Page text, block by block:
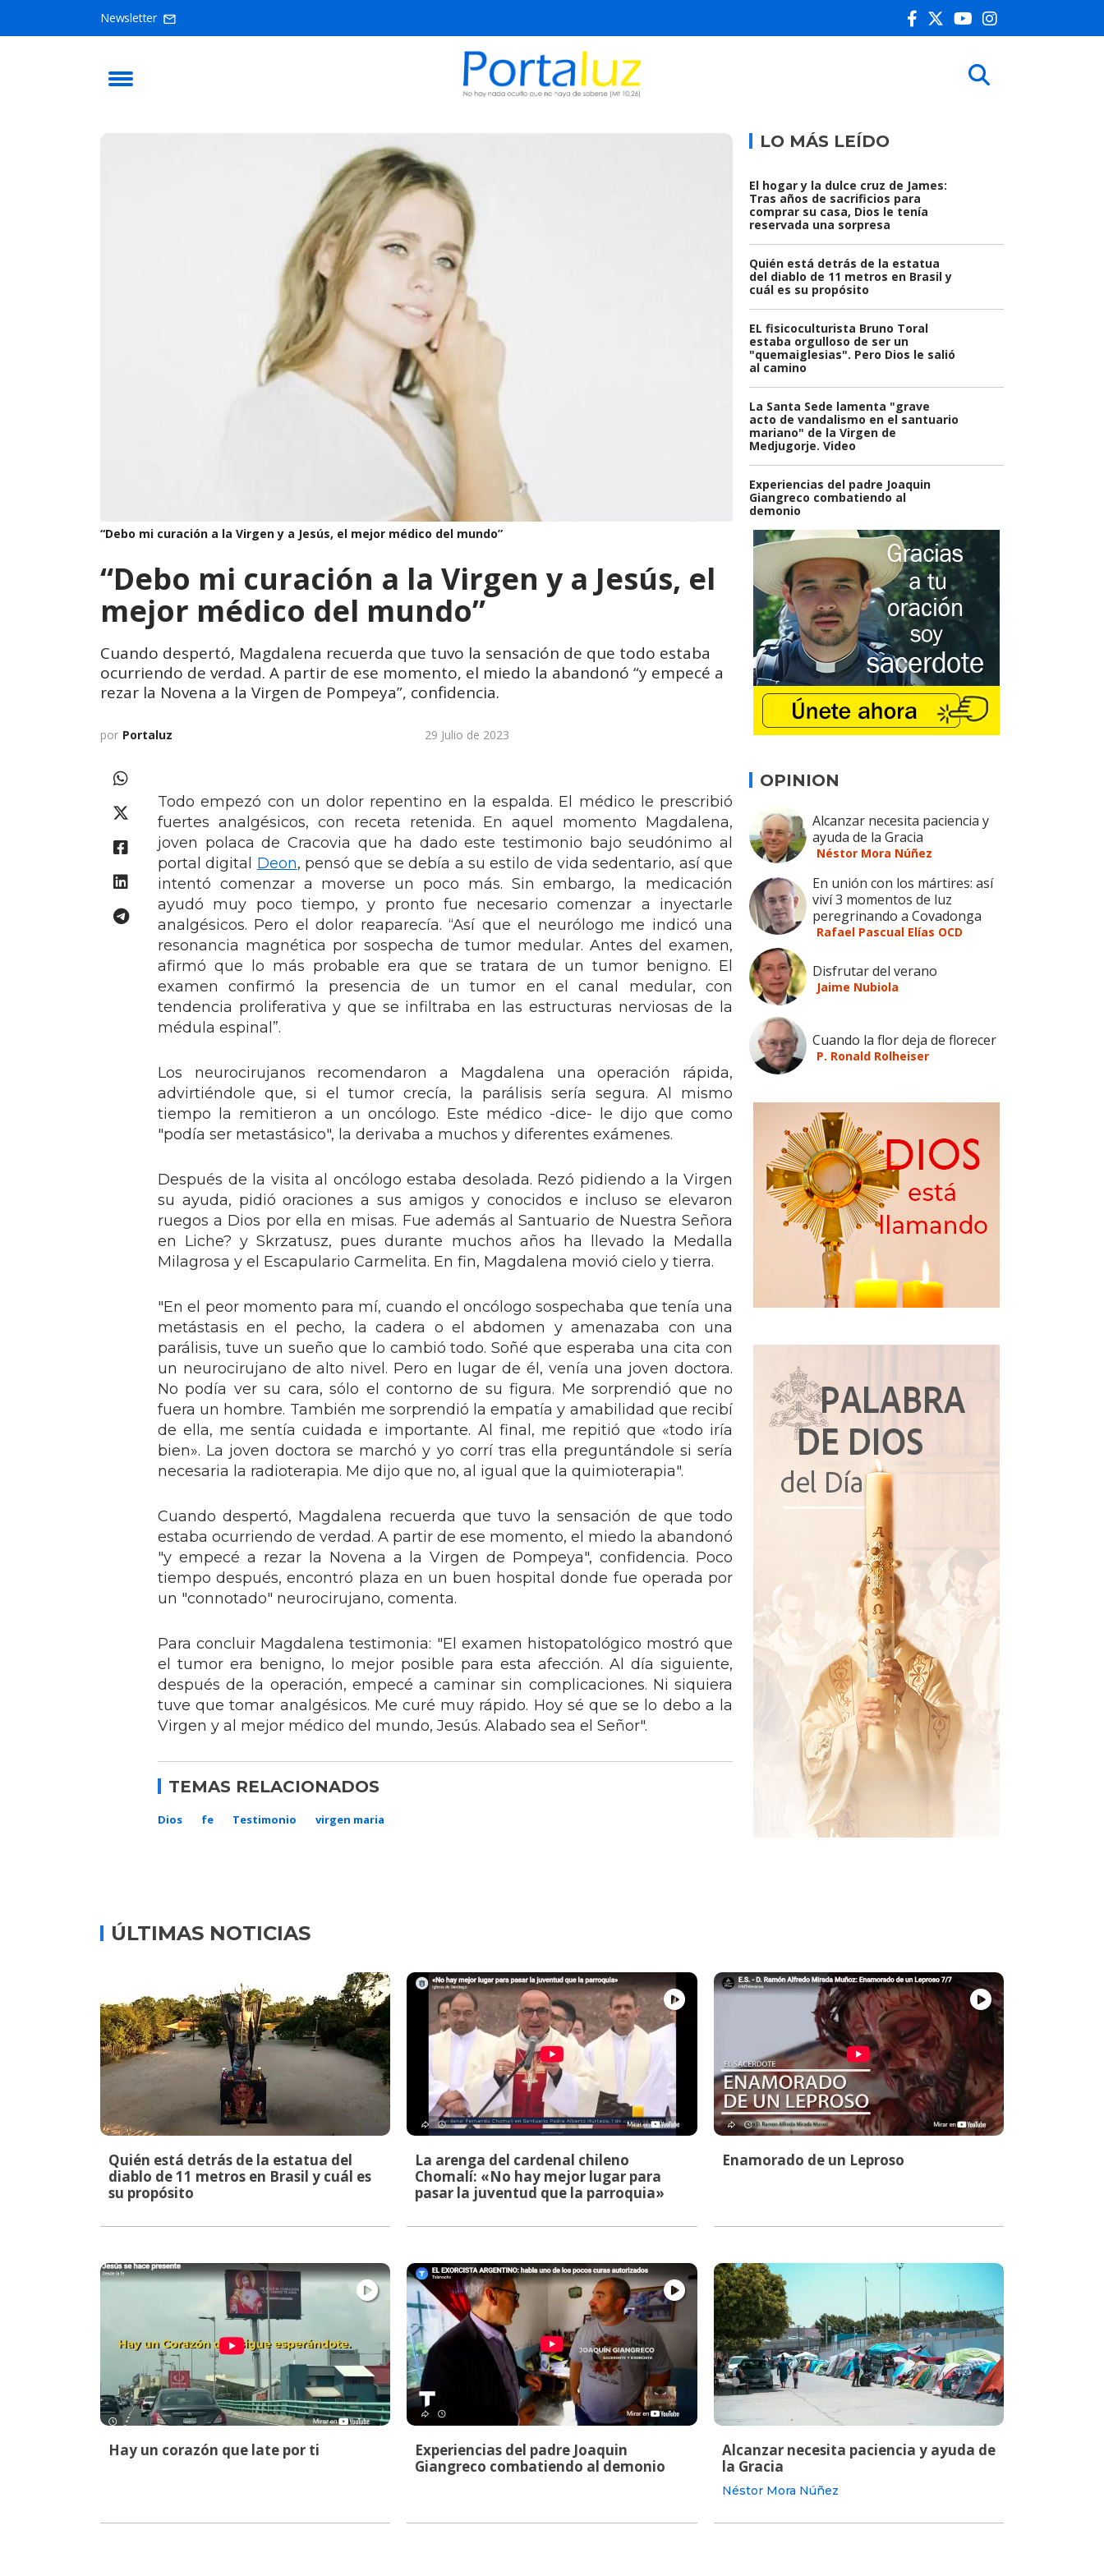
Newsletter
“Debo mi curación a la Virgen y a Jesús, el mejor médico del mundo”
“Debo mi curación a la Virgen y a Jesús, el
mejor médico del mundo”
Cuando despertó, Magdalena recuerda que tuvo la sensación de que todo estaba
ocurriendo de verdad. A partir de ese momento, el miedo la abandonó “y empecé a
rezar la Novena a la Virgen de Pompeya”, confidencia.
por Portaluz 29 Julio de 2023
Todo empezó con un dolor repentino en la espalda. El médico le prescribió
fuertes analgésicos, con receta retenida. En aquel momento Magdalena,
joven polaca de Cracovia que ha dado este testimonio bajo seudónimo al
portal digital Deon, pensó que se debía a su estilo de vida sedentario, así que
intentó comenzar a moverse un poco más. Sin embargo, la medicación
ayudó muy poco tiempo, y pronto fue necesario comenzar a inyectarle
analgésicos. Pero el dolor reaparecía. “Así que el neurólogo me indicó una
resonancia magnética por sospecha de tumor medular. Antes del examen,
afirmó que lo más probable era que se tratara de un tumor benigno. El
examen confirmó la presencia de un tumor en el canal medular, con
tendencia proliferativa y que se infiltraba en las estructuras nerviosas de la
médula espinal”.
Los neurocirujanos recomendaron a Magdalena una operación rápida,
advirtiéndole que, si el tumor crecía, la parálisis sería segura. Al mismo
tiempo la remitieron a un oncólogo. Este médico -dice- le dijo que como
"podía ser metastásico", la derivaba a muchos y diferentes exámenes.
Después de la visita al oncólogo estaba desolada. Rezó pidiendo a la Virgen
su ayuda, pidió oraciones a sus amigos y conocidos e incluso se elevaron
ruegos a Dios por ella en misas. Fue además al Santuario de Nuestra Señora
en Liche? y Skrzatusz, pues durante muchos años ha llevado la Medalla
Milagrosa y el Escapulario Carmelita. En fin, Magdalena movió cielo y tierra.
"En el peor momento para mí, cuando el oncólogo sospechaba que tenía una
metástasis en el pecho, la cadera o el abdomen y amenazaba con una
parálisis, tuve un sueño que lo cambió todo. Soñé que esperaba una cita con
un neurocirujano de alto nivel. Pero en lugar de él, venía una joven doctora.
No podía ver su cara, sólo el contorno de su figura. Me sorprendió que no
fuera un hombre. También me sorprendió la empatía y amabilidad que recibí
de ella, me sentía cuidada e importante. Al final, me repitió que «todo iría
bien». La joven doctora se marchó y yo corrí tras ella preguntándole si sería
necesaria la radioterapia. Me dijo que no, al igual que la quimioterapia".
Cuando despertó, Magdalena recuerda que tuvo la sensación de que todo
estaba ocurriendo de verdad. A partir de ese momento, el miedo la abandonó
"y empecé a rezar la Novena a la Virgen de Pompeya", confidencia. Poco
tiempo después, encontró plaza en un buen hospital donde fue operada por
un "connotado" neurocirujano, comenta.
Para concluir Magdalena testimonia: "El examen histopatológico mostró que
el tumor era benigno, lo mejor posible para esta afección. Al día siguiente,
después de la operación, empecé a caminar sin complicaciones. Ni siquiera
tuve que tomar analgésicos. Me curé muy rápido. Hoy sé que se lo debo a la
Virgen y al mejor médico del mundo, Jesús. Alabado sea el Señor".
TEMAS RELACIONADOS
Dios fe Testimonio virgen maria
LO MÁS LEÍDO
El hogar y la dulce cruz de James:
Tras años de sacrificios para
comprar su casa, Dios le tenía
reservada una sorpresa
Quién está detrás de la estatua
del diablo de 11 metros en Brasil y
cuál es su propósito
EL fisicoculturista Bruno Toral
estaba orgulloso de ser un
"quemaiglesias". Pero Dios le salió
al camino
La Santa Sede lamenta "grave
acto de vandalismo en el santuario
mariano" de la Virgen de
Medjugorje. Video
Experiencias del padre Joaquin
Giangreco combatiendo al
demonio
OPINION
Alcanzar necesita paciencia y
ayuda de la Gracia
Néstor Mora Núñez
En unión con los mártires: así
viví 3 momentos de luz
peregrinando a Covadonga
Rafael Pascual Elías OCD
Disfrutar del verano
Jaime Nubiola
Cuando la flor deja de florecer
P. Ronald Rolheiser
ÚLTIMAS NOTICIAS
Quién está detrás de la estatua del
diablo de 11 metros en Brasil y cuál es
su propósito
La arenga del cardenal chileno
Chomalí: «No hay mejor lugar para
pasar la juventud que la parroquia»
Enamorado de un Leproso
Hay un corazón que late por ti
Experiencias del padre Joaquin
Giangreco combatiendo al demonio
Alcanzar necesita paciencia y ayuda de
la Gracia
Néstor Mora Núñez